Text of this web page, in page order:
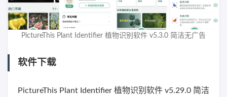
PictureThis Plant Identifier 植物识别软件 v5.3.0 简洁无广告
软件下载
PictureThis Plant Identifier 植物识别软件 v5.29.0 简洁